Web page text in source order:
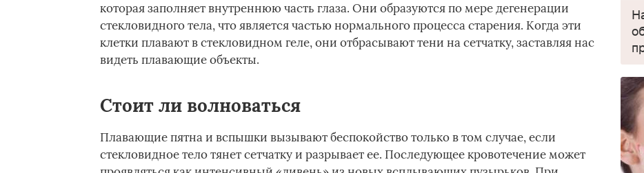
которая заполняет внутреннюю часть глаза. Они образуются по мере дегенерации
стекловидного тела, что является частью нормального процесса старения. Когда эти
клетки плавают в стекловидном геле, они отбрасывают тени на сетчатку, заставляя нас
видеть плавающие объекты.
Стоит ли волноваться
Плавающие пятна и вспышки вызывают беспокойство только в том случае, если
стекловидное тело тянет сетчатку и разрывает ее. Последующее кровотечение может